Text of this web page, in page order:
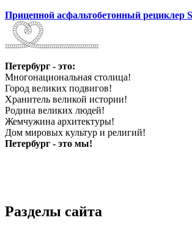
Прицепной асфальтобетонный рециклер
Петербург - это:
Многонациональная столица!
Город великих подвигов!
Хранитель великой истории!
Родина великих людей!
Жемчужина архитектуры!
Дом мировых культур и религий!
Петербург - это мы!
Разделы сайта